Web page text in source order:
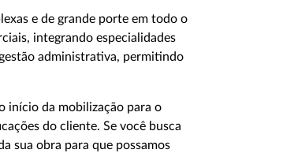
e de grande porte em todo o
integrando especialidades
administrativa, permitindo
início da mobilização para o
do cliente. Se você busca
sua obra para que possamos